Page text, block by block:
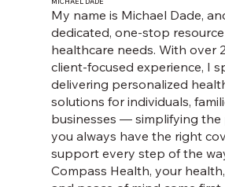
My name is Michael Dade,
dedicated, one-stop
healthcare needs. With over
client-focused experience, I
delivering personalized
solutions for individuals,
businesses — simplifying the
you always have the right
support every step of the
Compass Health, your